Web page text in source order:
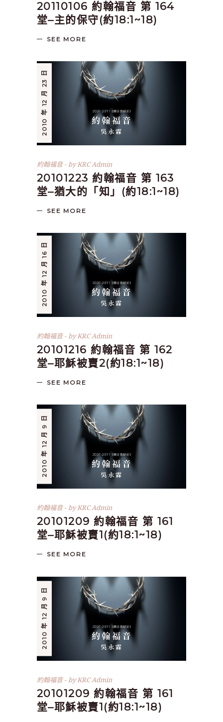
20110106 約翰福音 第 164
堂–主的保守(約18:1~18)
SEE MORE
2010 年 12 月 23 日
約翰福音 byKRC Admin
20101223 約翰福音 第 163
堂–猶大的「知」(約18:1~18)
SEE MORE
2010 年 12 月 16 日
約翰福音 byKRC Admin
20101216 約翰福音 第 162
堂–耶穌被賣2(約18:1~18)
SEE MORE
2010 年 12 月 9 日
約翰福音 byKRC Admin
20101209 約翰福音 第 161
堂–耶穌被賣1(約18:1~18)
SEE MORE
2010 年 12 月 9 日
約翰福音 byKRC Admin
20101209 約翰福音 第 161
堂–耶穌被賣1(約18:1~18)